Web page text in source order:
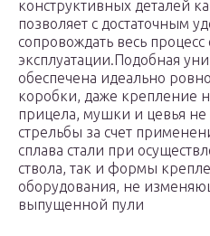
конструктивных деталей
позволяет с достаточным
сопровождать весь процесс
эксплуатации.Подобная
обеспечена идеально
коробки, даже крепление
прицела, мушки и цевья не
стрельбы за счет
сплава стали при
ствола, так и формы
оборудования, не
выпущенной пули